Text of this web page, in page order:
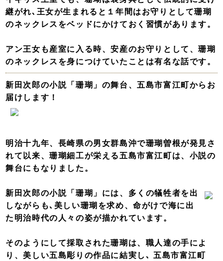
継がれ､王女が生まれると１年間はお守りとして珊瑚
のネックレスをベッドにかけておく習慣があります。
アン王女も産室に入る時、安産のお守りとして、珊瑚
のネックレスを身につけていたことは有名な話です。
新田次郎の小説「珊瑚」の舞台、五島市富江町からお
届けします！
明治十九年、長崎県の男女群島沖で珊瑚曽根が発見さ
れて以来、珊瑚細工が栄える五島市富江町は、小説の
舞台にもなりました。
新田次郎の小説「珊瑚」には、多くの犠牲者を出
しながらも､美しい珊瑚を求め、命がけで海に出
た明治時代の人々の姿が描かれています。
そのようにして採取された珊瑚は、職人達の手によ
り、美しい五島彫りの作品に結実し､ 五島市富江町